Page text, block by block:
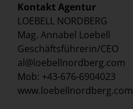
Kontakt Agentur
LOEBELL NORDBERG
Mag. Annabel Loebell
Geschäftsführerin/CEO
al@loebellnordberg.com
Mob: +43-676-6904023
www.loebellnordberg.com